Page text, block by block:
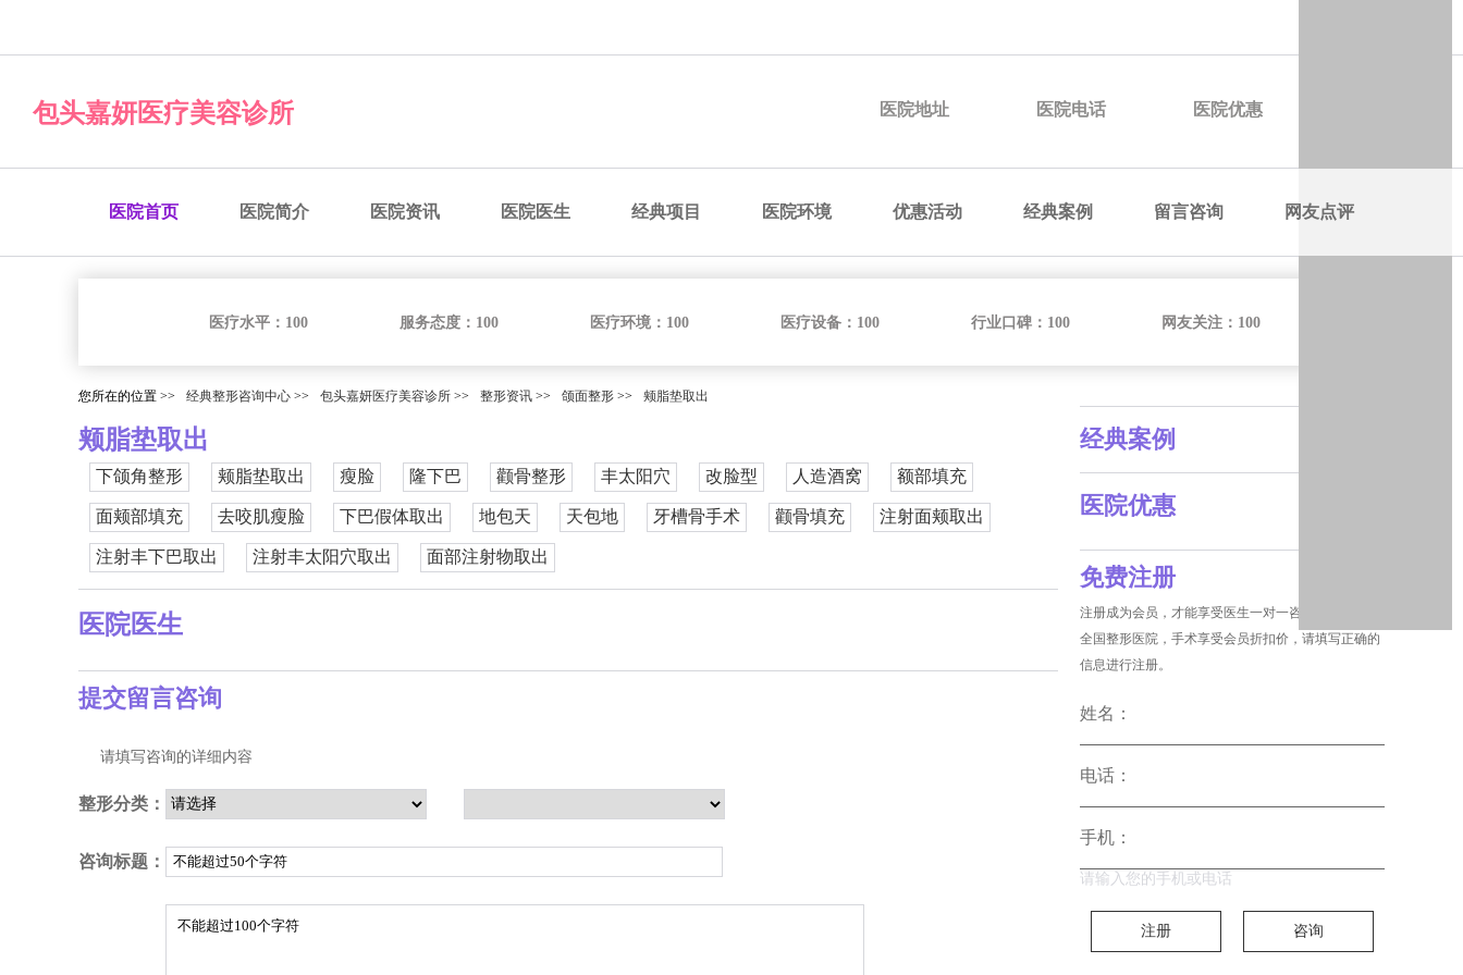
包头嘉妍医疗美容诊所 医院地址 医院电话 医院优惠
医院首页 医院简介 医院资讯 医院医生 经典项目 医院环境 优惠活动 经典案例 留言咨询 网友点评
医疗水平： 100 服务态度： 100 医疗环境： 100 医疗设备： 100 行业口碑： 100 网友关注： 100
您所在的位置 >> 经典整形咨询中心 >> 包头嘉妍医疗美容诊所 >> 整形资讯 >> 颌面整形 >> 颊脂垫取出
颊脂垫取出
下颌角整形 颊脂垫取出 瘦脸 隆下巴 颧骨整形 丰太阳穴 改脸型 人造酒窝 额部填充
面颊部填充 去咬肌瘦脸 下巴假体取出 地包天 天包地 牙槽骨手术 颧骨填充 注射面颊取出
注射丰下巴取出 注射丰太阳穴取出 面部注射物取出
医院医生
提交留言咨询
请填写咨询的详细内容
整形分类：
咨询标题：
经典案例
医院优惠
免费注册
注册成为会员，才能享受医生一对一咨询和没费预约
全国整形医院，手术享受会员折扣价，请填写正确的
信息进行注册。
姓名：
电话：
手机：
请输入您的手机或电话
注册 咨询